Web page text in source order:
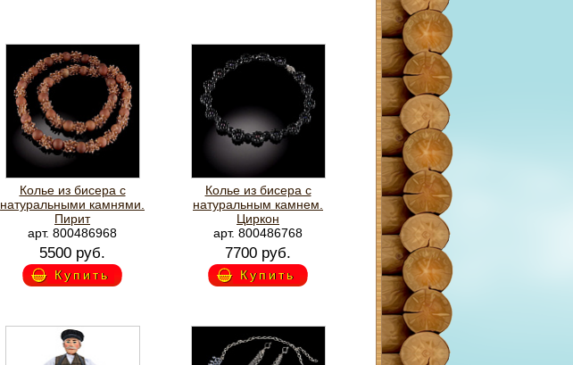
Колье из бисера с
натуральными камнями.
Пирит
арт. 800486968
5500 руб.
Купить
Колье из бисера с
натуральным камнем.
Циркон
арт. 800486768
7700 руб.
Купить